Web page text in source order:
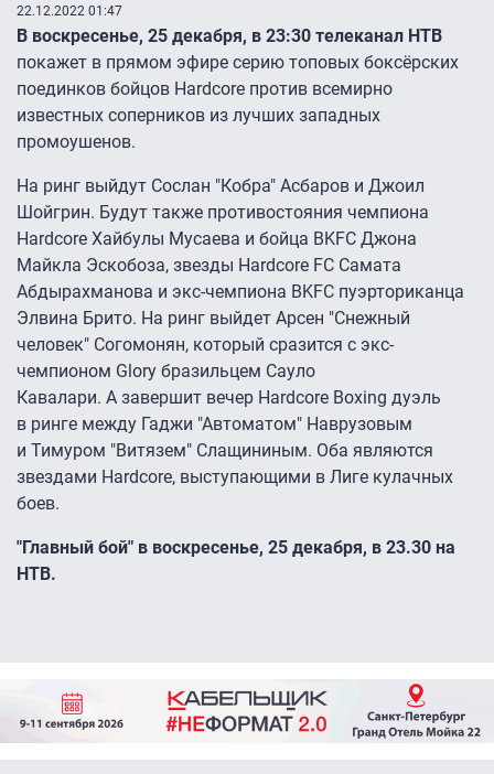
22.12.2022 01:47
В воскресенье, 25 декабря, в 23:30 телеканал НТВ
покажет в прямом эфире серию топовых боксёрских
поединков бойцов Hardcore против всемирно
известных соперников из лучших западных
промоушенов.
На ринг выйдут Сослан "Кобра" Асбаров и Джоил
Шойгрин. Будут также противостояния чемпиона
Hardcore Хайбулы Мусаева и бойца BKFC Джона
Майкла Эскобоза, звезды Hardcore FC Самата
Абдырахманова и экс-чемпиона BKFC пуэрториканца
Элвина Брито. На ринг выйдет Арсен "Снежный
человек" Согомонян, который сразится с экс-
чемпионом Glory бразильцем Сауло
Кавалари. А завершит вечер Hardcore Boxing дуэль
в ринге между Гаджи "Автоматом" Наврузовым
и Тимуром "Витязем" Слащининым. Оба являются
звездами Hardcore, выступающими в Лиге кулачных
боев.
"Главный бой" в воскресенье, 25 декабря, в 23.30 на
НТВ.